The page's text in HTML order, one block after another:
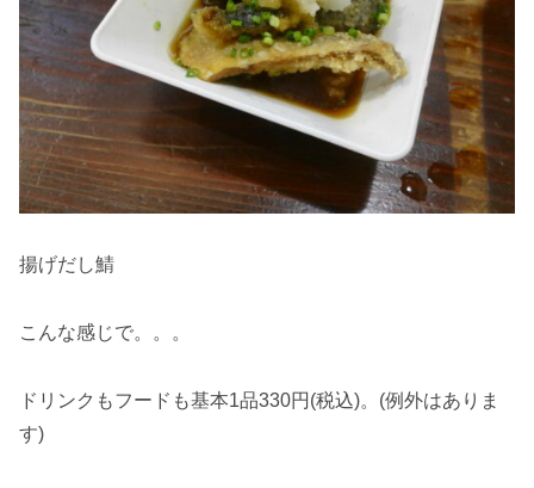
揚げだし鯖
こんな感じで。。。
ドリンクもフードも基本1品330円(税込)。(例外はありま
す)